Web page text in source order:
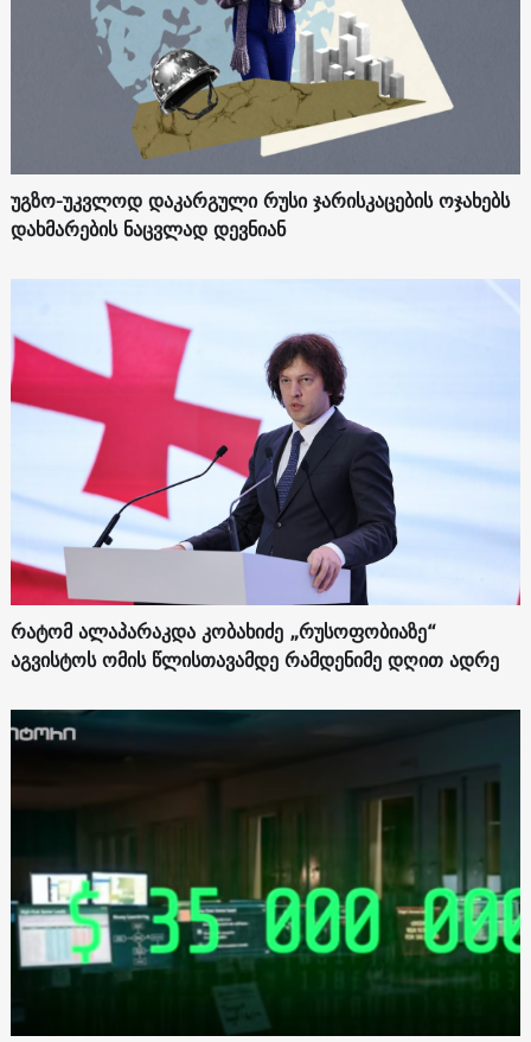
უგზო-უკვლოდ დაკარგული რუსი ჯარისკაცების ოჯახებს
დახმარების ნაცვლად დევნიან
რატომ ალაპარაკდა კობახიძე „რუსოფობიაზე“
აგვისტოს ომის წლისთავამდე რამდენიმე დღით ადრე